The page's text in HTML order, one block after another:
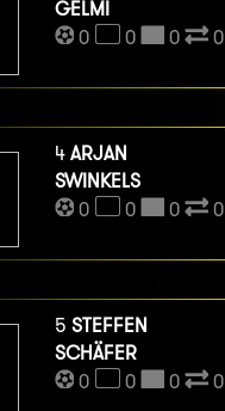
GELMI
0
0 0 0
4 ARJAN
SWINKELS
0
0 0 0
5 STEFFEN
SCHÄFER
0
0 0 0